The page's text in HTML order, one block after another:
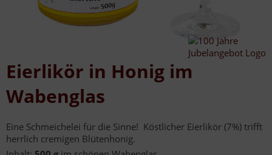
Eierlikör in Honig im
Wabenglas
Eine Schmeichelei für die Sinne! Köstlicher Eierlikör (7%) trifft
herrlich cremigen Blütenhonig.